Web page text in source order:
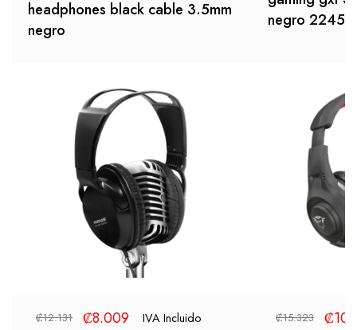
headphones black cable 3.5mm
negro
negro 22450
₡12.131 ₡8.009
IVA Incluido
₡15.323 ₡